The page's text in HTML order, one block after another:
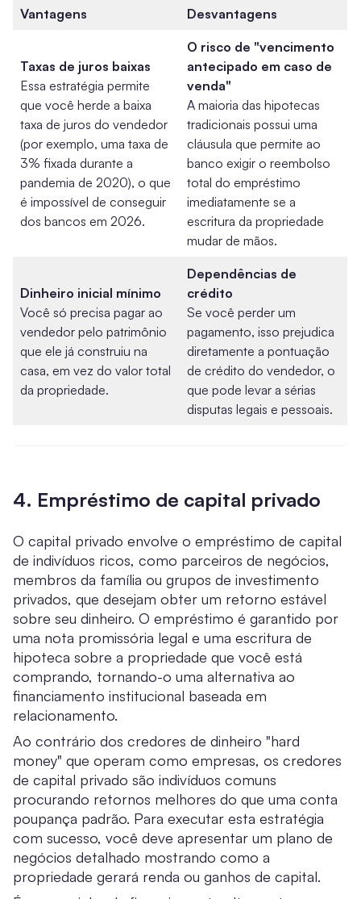
Vantagens Desvantagens
Taxas de juros baixas
Essa estratégia permite
que você herde a baixa
taxa de juros do vendedor
(por exemplo, uma taxa de
3% fixada durante a
pandemia de 2020), o que
é impossível de conseguir
dos bancos em 2026.
O risco de "vencimento
antecipado em caso de
venda"
A maioria das hipotecas
tradicionais possui uma
cláusula que permite ao
banco exigir o reembolso
total do empréstimo
imediatamente se a
escritura da propriedade
mudar de mãos.
Dinheiro inicial mínimo
Você só precisa pagar ao
vendedor pelo patrimônio
que ele já construiu na
casa, em vez do valor total
da propriedade.
Dependências de
crédito
Se você perder um
pagamento, isso prejudica
diretamente a pontuação
de crédito do vendedor, o
que pode levar a sérias
disputas legais e pessoais.
4. Empréstimo de capital privado
O capital privado envolve o empréstimo de capital
de indivíduos ricos, como parceiros de negócios,
membros da família ou grupos de investimento
privados, que desejam obter um retorno estável
sobre seu dinheiro. O empréstimo é garantido por
uma nota promissória legal e uma escritura de
hipoteca sobre a propriedade que você está
comprando, tornando-o uma alternativa ao
financiamento institucional baseada em
relacionamento.
Ao contrário dos credores de dinheiro "hard
money" que operam como empresas, os credores
de capital privado são indivíduos comuns
procurando retornos melhores do que uma conta
poupança padrão. Para executar esta estratégia
com sucesso, você deve apresentar um plano de
negócios detalhado mostrando como a
propriedade gerará renda ou ganhos de capital.